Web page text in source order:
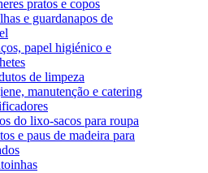
pratos e copos
e guardanapos de
papel higiénico e
de limpeza
manutenção e catering
do lixo-sacos para roupa
e paus de madeira para